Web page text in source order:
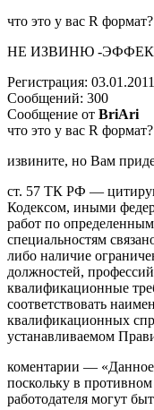
что это у вас R формат?
НЕ ИЗВИНЮ -
Регистрация: 03.01.2011
Сообщений: 300
Сообщение от BriAri
что это у вас R формат?
извините, но Вам
ст. 57 ТК РФ —
Кодексом, иными
работ по
специальностям
либо наличие
должностей,
квалификационные
соответствовать
квалификационных
устанавливаемом
коментарии — «Данное
поскольку в
работодателя могут